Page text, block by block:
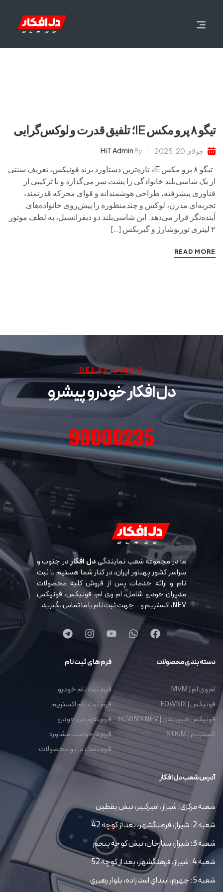
تیگو ۸ پرو مکس IE؛ تلفیق قدرت و لوکس‌گرایی
جولای 20, 2025 By
HiT Admin
تیگو ۸ پرو مکس iE، تازه‌ترین دستاورد برند فونیکس، تعریف سنتی
از یک شاسی‌بلند خانوادگی را پشت سر می‌گذارد و با ترکیبی از
فناوری پیشرفته، طراحی هوشمندانه و قوای محرکه قدرتمند،
تجربه‌ای مدرن، لوکس و چندمنظوره را پیش‌روی خانواده‌های
آینده‌نگر قرار می‌دهد. این شاسی‌بلند دو دیفرانسیل، به لطف موتور
۲ لیتری توربوشارژ و گیربکس […]
READ MORE
DELAFKARCO
دل افکار خودرو پیشرو
90000235
ما در مجموعه شعب نمایندگیدل افکاردر جنوب و
سراسر کشور پهناور ایران، در کنار شما هستیم با ثبت
نام و ارائه خدمات پس از فروش کلیه محصولات
مدیران خودرو شامل، ام وی ام، فونیکس، فونیکس
NEV، اکستریم و… جهت ثبت نام با ما تماس بگیرید.
دسته بندی محصولات
ام وی ام | MVM
فونیکس | FOWNIX
فونیکس هیبریدی | FOWNIX NEV
اکستریم | XTRIM
فرم های ثبت نام
فرم ثبت نام خودرو
فرم ثبت نام اکستریم
فرم تعویض خودرو
فرم درخواست مشاوره
فرم تست درایو محصولات
آدرس شعب دل افکار
شعبه مرکزی: شیراز، امیرکبیر، نبش یقطین
شعبه 2: شیراز، فرهنگشهر، بعد از کوچه 42
شعبه 3: شیراز، ستارخان، نبش کوچه پنجم
شعبه 4: شیراز، فرهنگشهر، بعد از کوچه 52
شعبه 5: جهرم، ابتداي اسد زاده، بلوار رهبري